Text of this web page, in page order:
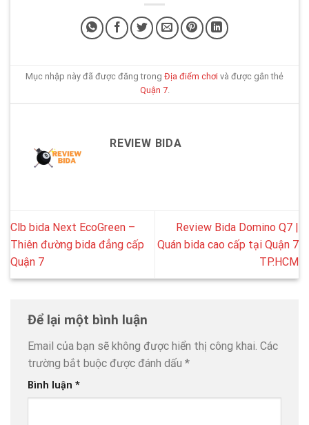
Mục nhập này đã được đăng trong Địa điểm chơi và được gắn thẻ
Quận 7.
REVIEW BIDA
Clb bida Next EcoGreen –
Thiên đường bida đẳng cấp
Quận 7
Review Bida Domino Q7 |
Quán bida cao cấp tại Quận 7
TP.HCM
Để lại một bình luận
Email của bạn sẽ không được hiển thị công khai. Các
trường bắt buộc được đánh dấu *
Bình luận *